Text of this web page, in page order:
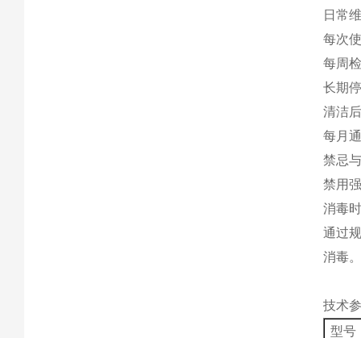
日常
每次
每周
长期
清洁
每月
禁忌
禁用
消毒
通过
消毒‌
技术
型号